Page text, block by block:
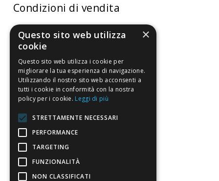
Condizioni di vendita
Termini di vendita
Spedizione
Pagamenti
Resi
Eccellente
3.817
Recensioni
×
Questo sito web utilizza
cookie
Questo sito web utilizza i cookie per
migliorare la tua esperienza di navigazione.
Utilizzando il nostro sito web acconsenti a
tutti i cookie in conformità con la nostra
policy per i cookie. Leggi di più
STRETTAMENTE NECESSARI
PERFORMANCE
TARGETING
FUNZIONALITÀ
NON CLASSIFICATI